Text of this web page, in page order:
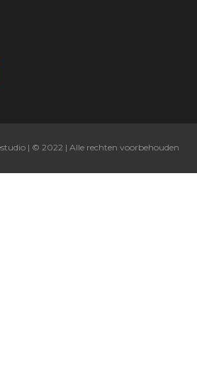
| © 2022 | Alle rechten voorbehouden